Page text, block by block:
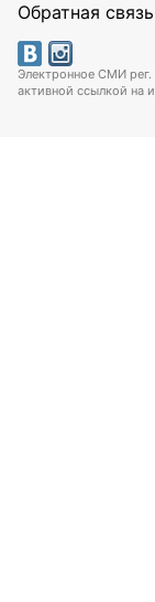
Обратная связь
Электронное СМИ
активной ссылкой на